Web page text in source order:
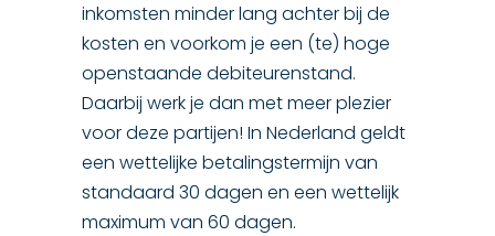
inkomsten minder lang achter bij de
kosten en voorkom je een (te) hoge
openstaande debiteurenstand.
Daarbij werk je dan met meer plezier
voor deze partijen! In Nederland geldt
een wettelijke betalingstermijn van
standaard 30 dagen en een wettelijk
maximum van 60 dagen.